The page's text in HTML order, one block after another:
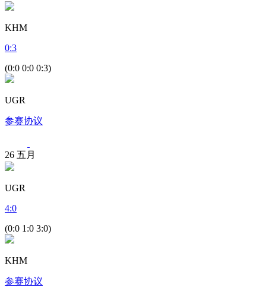
KHM
0:3
(0:0 0:0 0:3)
UGR
参赛协议
26 五月
UGR
4:0
(0:0 1:0 3:0)
KHM
参赛协议